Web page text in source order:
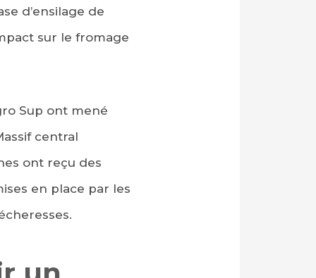
d’ensilage de
sur le fromage
Sup ont mené
central
ont reçu des
en place par les